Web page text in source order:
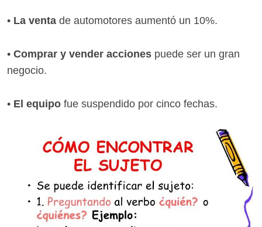
• La venta de automotores aumentó un 10%.
• Comprar y vender acciones puede ser un gran
negocio.
• El equipo fue suspendido por cinco fechas.